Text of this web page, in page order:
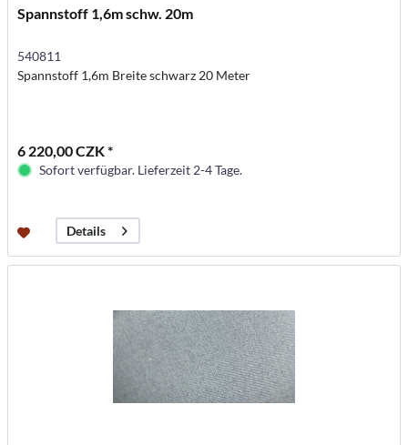
Spannstoff 1,6m schw. 20m
540811
Spannstoff 1,6m Breite schwarz 20 Meter
6 220,00 CZK *
Sofort verfügbar. Lieferzeit 2-4 Tage.
Details